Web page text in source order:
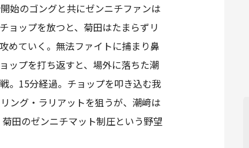
始のゴングと共にゼンニチファンは
ョップを放つと、菊田はたまらずリ
めていく。無法ファイトに捕まり鼻
ップを打ち返すと、場外に落ちた潮
。15分経過。チョップを叩き込む我
ング・ラリアットを狙うが、潮﨑は
田のゼンニチマット制圧という野望